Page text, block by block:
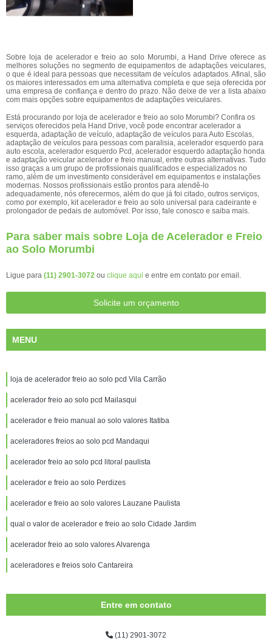
Sobre loja de acelerador e freio ao solo Morumbi, a Hand Drive oferece as
melhores soluções no segmento de equipamentos de adaptações veiculares,
o que é ideal para pessoas que necessitam de veículos adaptados. Afinal, são
os maiores interessados em uma alternativa completa e que seja oferecida por
uma empresa de confiança e dentro do prazo. Não deixe de ver a lista abaixo
com mais opções sobre equipamentos de adaptações veiculares.
Está procurando por loja de acelerador e freio ao solo Morumbi? Confira os
serviços oferecidos pela Hand Drive, você pode encontrar acelerador a
esquerda, adaptação de veículo, adaptação de veículos para Auto Escolas,
adaptação de veículos para pessoas com paralisia, acelerador esquerdo para
auto escola, acelerador esquerdo Pcd, acelerador esquerdo adaptação honda
e adaptação veicular acelerador e freio manual, entre outras alternativas. Tudo
isso graças a um grupo de profissionais qualificados e especializados no
ramo, além de um investimento considerável em equipamentos e instalações
modernas. Nossos profissionais estão prontos para atendê-lo
adequadamente, nós oferecermos, além do que já foi citado, outros serviços,
como por exemplo, kit acelerador e freio ao solo universal para cadeirante e
prolongador de pedais de automóvel. Por isso, fale conosco e saiba mais.
Para saber mais sobre Loja de Acelerador e Freio
ao Solo Morumbi
Ligue para (11) 2901-3072 ou clique aqui e entre em contato por email.
Solicite um orçamento
MENU
loja de acelerador freio ao solo pcd Vila Carrão
acelerador freio ao solo pcd Mailasqui
acelerador e freio manual ao solo valores Itatiba
aceleradores freios ao solo pcd Mandaqui
acelerador freio ao solo pcd litoral paulista
acelerador e freio ao solo Perdizes
acelerador e freio ao solo valores Lauzane Paulista
qual o valor de acelerador e freio ao solo Cidade Jardim
acelerador freio ao solo valores Alvarenga
aceleradores e freios solo Cantareira
Entre em contato
(11) 2901-3072